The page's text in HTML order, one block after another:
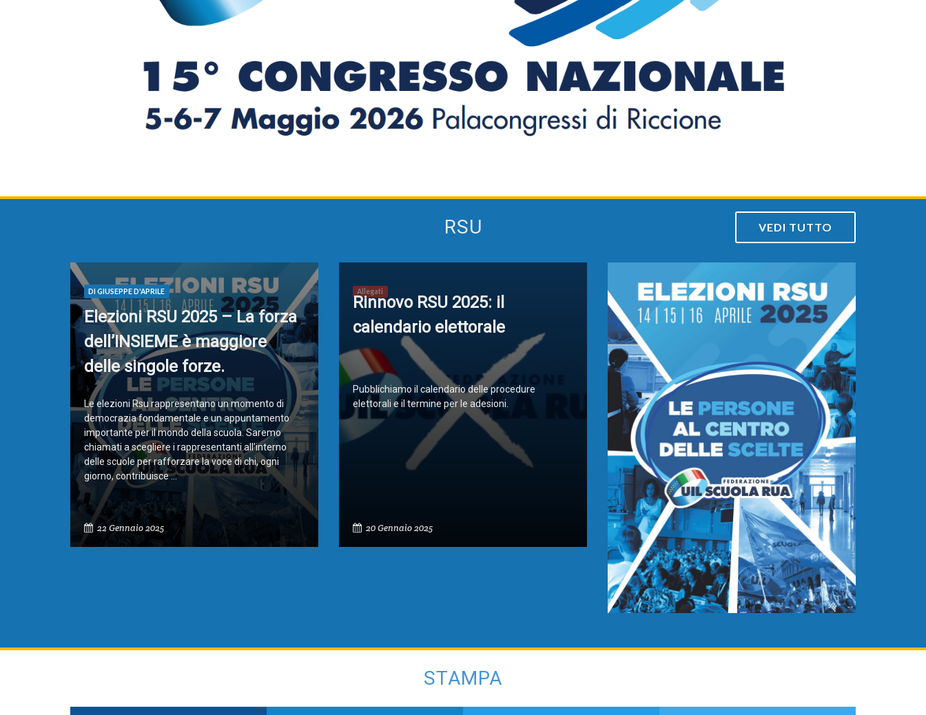
Personale ATA
Dirigenti scolastici Uil Scuola Esteri Ufficio Legale Nazionale
Opinione Espero
Scuola Martinetti
RSU VEDI TUTTO
DI GIUSEPPE D'APRILE
Elezioni RSU 2025 – La forza
dell’INSIEME è maggiore
delle singole forze.
Le elezioni Rsu rappresentano un momento di
democrazia fondamentale e un appuntamento
importante per il mondo della scuola. Saremo
chiamati a scegliere i rappresentanti all’interno
delle scuole per rafforzare la voce di chi, ogni
giorno, contribuisce ...
22 Gennaio 2025
Rinnovo RSU 2025: il
calendario elettorale
Pubblichiamo il calendario delle procedure
elettorali e il termine per le adesioni.
20 Gennaio 2025
Allegati
STAMPA